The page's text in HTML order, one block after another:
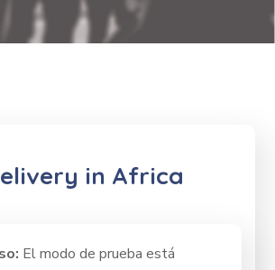
in Africa
El modo de prueba está